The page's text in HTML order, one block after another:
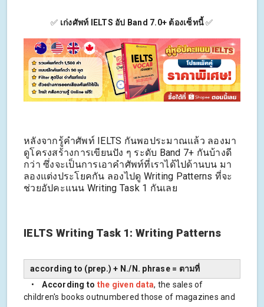
✅ เก่งศัพท์ IELTS อัป Band 7.0+ ต้องเซ็ทนี้✅
หลังจากรู้คำศัพท์ IELTS กันพอประมาณแล้ว ลองมา
ดูโครงสร้างการเขียนปัง ๆ ระดับ Band 7+ กันบ้างดี
กว่า ซึ่งจะเป็นการเอาคำศัพท์ที่เราได้ไปด้านบน มา
ลองแต่งประโยคกัน ลองไปดู Writing Patterns ที่จะ
ช่วยอัปคะแนน Writing Task 1 กันเลย
IELTS Writing Task 1: Writing Patterns
according to (prep.) + N./N. phrase = ตามที่
•According to the given data, the sales of
children's books outnumbered those of magazines and